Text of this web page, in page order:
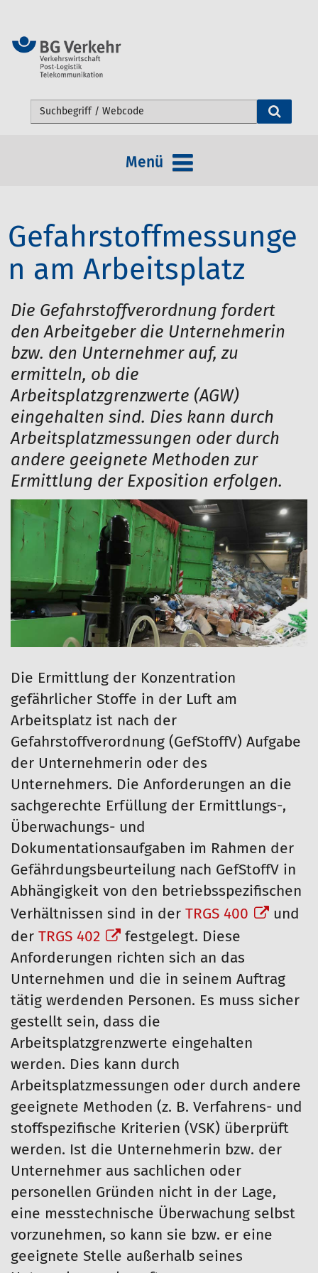
Webseite durchsuchen
Menü
Gefahrstoffmessunge
n am Arbeitsplatz
Die Gefahrstoffverordnung fordert
den Arbeitgeber die Unternehmerin
bzw. den Unternehmer auf, zu
ermitteln, ob die
Arbeitsplatzgrenzwerte (AGW)
eingehalten sind. Dies kann durch
Arbeitsplatzmessungen oder durch
andere geeignete Methoden zur
Ermittlung der Exposition erfolgen.
Die Ermittlung der Konzentration
gefährlicher Stoffe in der Luft am
Arbeitsplatz ist nach der
Gefahrstoffverordnung (GefStoffV) Aufgabe
der Unternehmerin oder des
Unternehmers. Die Anforderungen an die
sachgerechte Erfüllung der Ermittlungs-,
Überwachungs- und
Dokumentationsaufgaben im Rahmen der
Gefährdungsbeurteilung nach GefStoffV in
Abhängigkeit von den betriebsspezifischen
Verhältnissen sind in der TRGS 400
und
der TRGS 402
festgelegt. Diese
Anforderungen richten sich an das
Unternehmen und die in seinem Auftrag
tätig werdenden Personen. Es muss sicher
gestellt sein, dass die
Arbeitsplatzgrenzwerte eingehalten
werden. Dies kann durch
Arbeitsplatzmessungen oder durch andere
geeignete Methoden (z. B. Verfahrens- und
stoffspezifische Kriterien (VSK) überprüft
werden. Ist die Unternehmerin bzw. der
Unternehmer aus sachlichen oder
personellen Gründen nicht in der Lage,
eine messtechnische Überwachung selbst
vorzunehmen, so kann sie bzw. er eine
geeignete Stelle außerhalb seines